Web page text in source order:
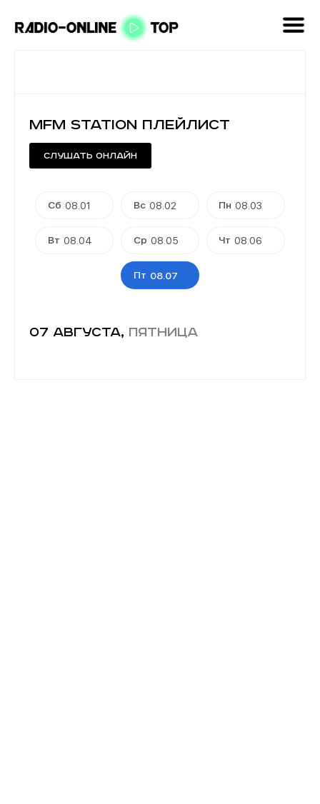
MFM Station плейлист
Слушать онлайн
Сб 08.01 Вс 08.02 Пн 08.03
Вт 08.04 Ср 08.05 Чт 08.06
Пт 08.07
07 августа, пятница